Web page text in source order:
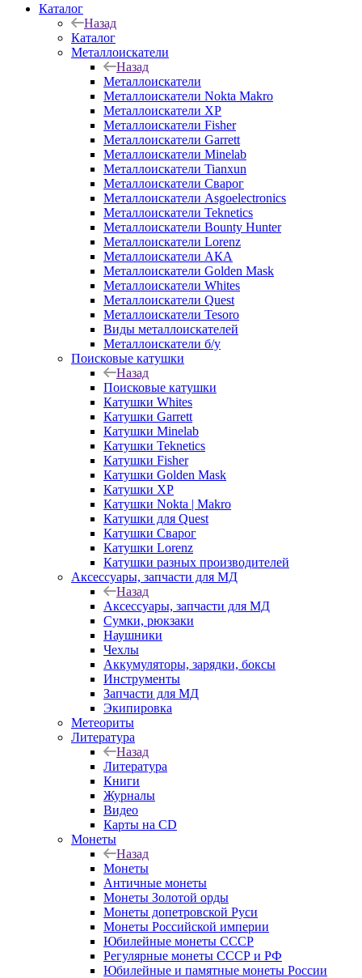
Каталог
Назад
Каталог
Металлоискатели
Назад
Металлоискатели
Металлоискатели Nokta Makro
Металлоискатели XP
Металлоискатели Fisher
Металлоискатели Garrett
Металлоискатели Minelab
Металлоискатели Tianxun
Металлоискатели Сварог
Металлоискатели Asgoelectronics
Металлоискатели Teknetics
Металлоискатели Bounty Hunter
Металлоискатели Lorenz
Металлоискатели АКА
Металлоискатели Golden Mask
Металлоискатели Whites
Металлоискатели Quest
Металлоискатели Tesoro
Виды металлоискателей
Металлоискатели б/у
Поисковые катушки
Назад
Поисковые катушки
Катушки Whites
Катушки Garrett
Катушки Minelab
Катушки Teknetics
Катушки Fisher
Катушки Golden Mask
Катушки XP
Катушки Nokta | Makro
Катушки для Quest
Катушки Сварог
Катушки Lorenz
Катушки разных производителей
Аксессуары, запчасти для МД
Назад
Аксессуары, запчасти для МД
Сумки, рюкзаки
Наушники
Чехлы
Аккумуляторы, зарядки, боксы
Инструменты
Запчасти для МД
Экипировка
Метеориты
Литература
Назад
Литература
Книги
Журналы
Видео
Карты на CD
Монеты
Назад
Монеты
Античные монеты
Монеты Золотой орды
Монеты допетровской Руси
Монеты Российской империи
Юбилейные монеты СССР
Регулярные монеты СССР и РФ
Юбилейные и памятные монеты России